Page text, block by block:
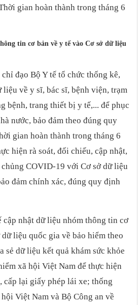
gian hoàn thành trong tháng 6
tin cơ bản về y tế vào Cơ sở dữ liệu
đạo Bộ Y tế tổ chức thống kê,
liệu về y sĩ, bác sĩ, bệnh viện, trạm
bệnh, trang thiết bị y tế,... để phục
nước, bảo đảm theo đúng quy
gian hoàn thành trong tháng 6
hiện rà soát, đối chiếu, cập nhật,
COVID-19 với Cơ sở dữ liệu
đảm chính xác, đúng quy định
cập nhật dữ liệu nhóm thông tin cơ
liệu quốc gia về bảo hiểm theo
sẻ dữ liệu kết quả khám sức khỏe
xã hội Việt Nam để thực hiện
cấp lại giấy phép lái xe; thống
Việt Nam và Bộ Công an về